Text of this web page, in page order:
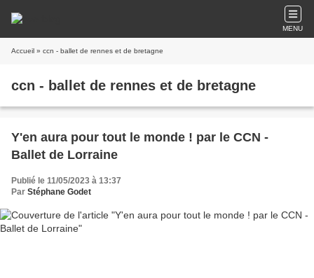
MENU
Accueil » ccn - ballet de rennes et de bretagne
ccn - ballet de rennes et de bretagne
Y'en aura pour tout le monde ! par le CCN -
Ballet de Lorraine
Publié le 11/05/2023 à 13:37
Par Stéphane Godet